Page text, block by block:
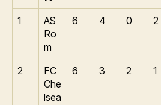
1
AS
Ro
m
6 4 0 2
2
FC
Che
lsea
6 3 2 1